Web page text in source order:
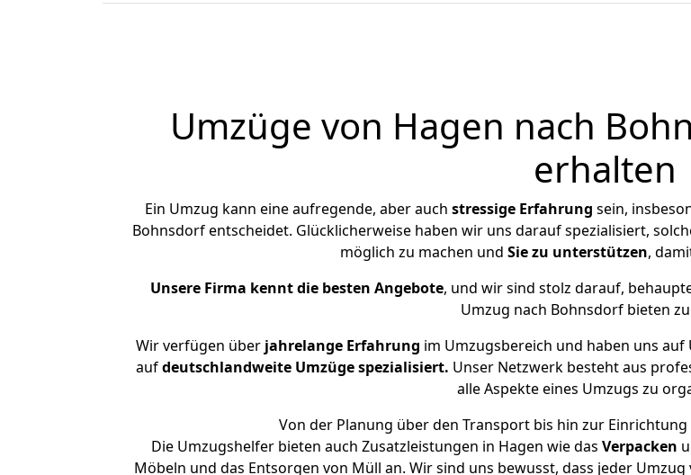
Umzüge von Hagen nach
erhalten
Ein Umzug kann eine aufregende, aber auch stressige Erfahrung sein,
Bohnsdorf entscheidet. Glücklicherweise haben wir uns darauf spezialisiert,
möglich zu machen und Sie zu unterstützen,
Unsere Firma kennt die besten Angebote, und wir sind stolz darauf,
Umzug nach Bohnsdorf bieten
Wir verfügen überjahrelange Erfahrung im Umzugsbereich und haben uns
aufdeutschlandweite Umzüge spezialisiert. Unser Netzwerk besteht aus
alle Aspekte eines Umzugs zu
Von der Planung über den Transport bis hin zur
Die Umzugshelfer bieten auch Zusatzleistungen in Hagen wie das Verpacken
Möbeln und das Entsorgen von Müll an. Wir sind uns bewusst, dass jeder